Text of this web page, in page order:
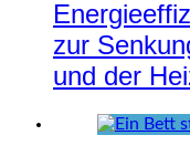
zur
und der